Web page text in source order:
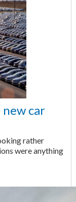
car
rather
were anything